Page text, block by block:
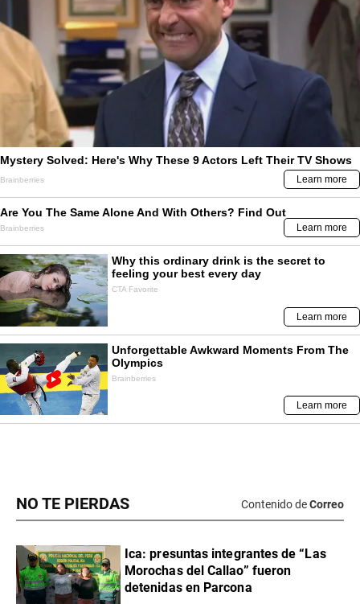
NO TE PIERDAS Contenido deCorreo
Ica: presuntas integrantes de “Las
Morochas del Callao” fueron
detenidas en Parcona